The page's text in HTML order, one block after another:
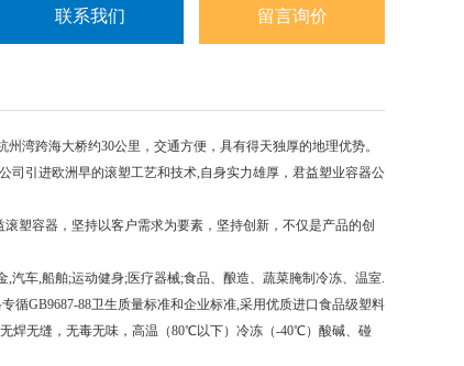
联系我们 留言询价
湾跨海大桥约30公里，交通方便，具有得天独厚的地理优势。
司引进欧洲早的滚塑工艺和技术,自身实力雄厚，君益塑业容器公
塑容器，坚持以客户需求为要素，坚持创新，不仅是产品的创
车,船舶;运动健身;医疗器械;食品、酿造、蔬菜腌制冷冻、温室.
循GB9687-88卫生质量标准和企业标准,采用优质进口食品级塑料
焊无缝，无毒无味，高温（80℃以下）冷冻（-40℃）酸碱、碰